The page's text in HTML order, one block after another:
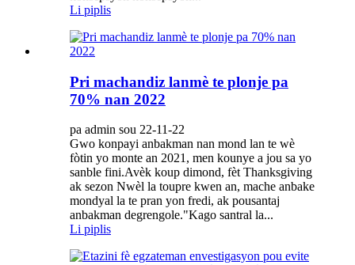
Li piplis
Pri machandiz lanmè te plonje pa
70% nan 2022
pa admin sou 22-11-22
Gwo konpayi anbakman nan mond lan te wè
fòtin yo monte an 2021, men kounye a jou sa yo
sanble fini.Avèk koup dimond, fèt Thanksgiving
ak sezon Nwèl la toupre kwen an, mache anbake
mondyal la te pran yon fredi, ak pousantaj
anbakman degrengole."Kago santral la...
Li piplis